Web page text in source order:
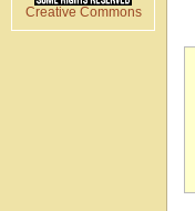
Creative Commons